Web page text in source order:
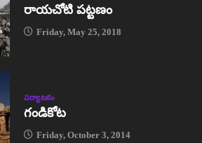
రాయచోటి పట్టణం
Friday, May 25, 2018
పర్యాటకం
గండికోట
Friday, October 3, 2014